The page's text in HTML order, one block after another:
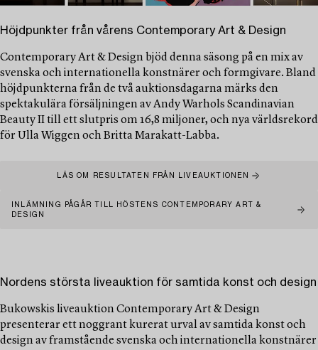
Höjdpunkter från vårens Contemporary Art & Design
Contemporary Art & Design bjöd denna säsong på en mix av
svenska och internationella konstnärer och formgivare. Bland
höjdpunkterna från de två auktionsdagarna märks den
spektakulära försäljningen av Andy Warhols Scandinavian
Beauty II till ett slutpris om 16,8 miljoner, och nya världsrekord
för Ulla Wiggen och Britta Marakatt-Labba.
LÄS OM RESULTATEN FRÅN LIVEAUKTIONEN
INLÄMNING PÅGÅR TILL HÖSTENS CONTEMPORARY ART &
DESIGN
Nordens största liveauktion för samtida konst och design
Bukowskis liveauktion Contemporary Art & Design
presenterar ett noggrant kurerat urval av samtida konst och
design av framstående svenska och internationella konstnärer